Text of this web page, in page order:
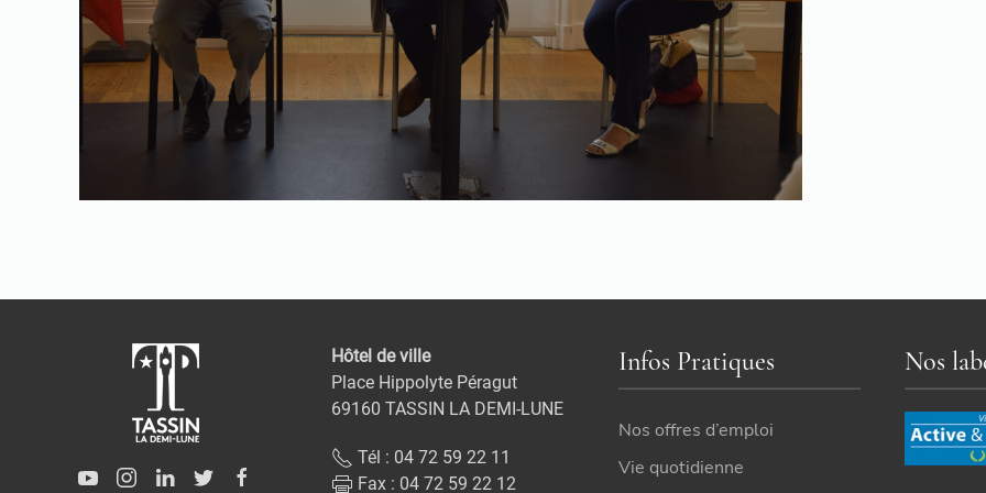
Hôtel de ville
Place Hippolyte Péragut
69160 TASSIN LA DEMI-LUNE
Tél : 04 72 59 22 11
Fax : 04 72 59 22 12
Infos Pratiques
Nos offres d’emploi
Vie quotidienne
Nos